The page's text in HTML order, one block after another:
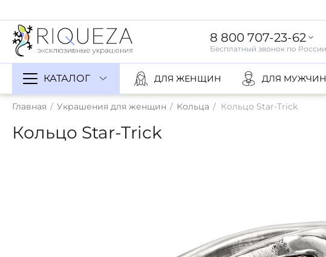
8 800 707-23-62
КАТАЛОГ ДЛЯ ЖЕНЩИН ДЛЯ МУЖЧИН
Главная / Украшения для женщин / Кольца / Кольцо Star-Trick
Кольцо Star-Trick